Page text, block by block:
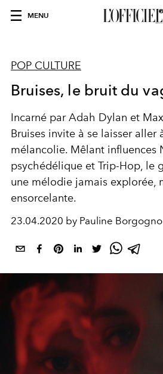
MENU
POP CULTURE
Bruises, le bruit du
Incarné par Adah Dylan et
Bruises invite à se laisser aller
mélancolie. Mêlant influences
psychédélique et Trip-Hop, le
une mélodie jamais explorée,
ensorcelante.
23.04.2020 by Pauline Borgogno